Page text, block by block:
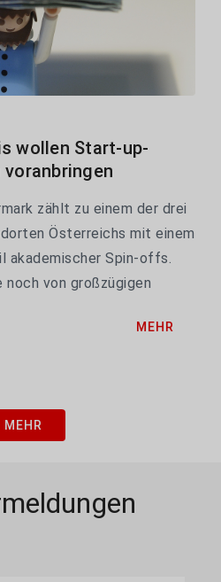
wollen Start-up-
voranbringen
zählt zu einem der drei
Österreichs mit einem
akademischer Spin-offs.
noch von großzügigen
dem Innovation Hub...
MEHR
MEHR